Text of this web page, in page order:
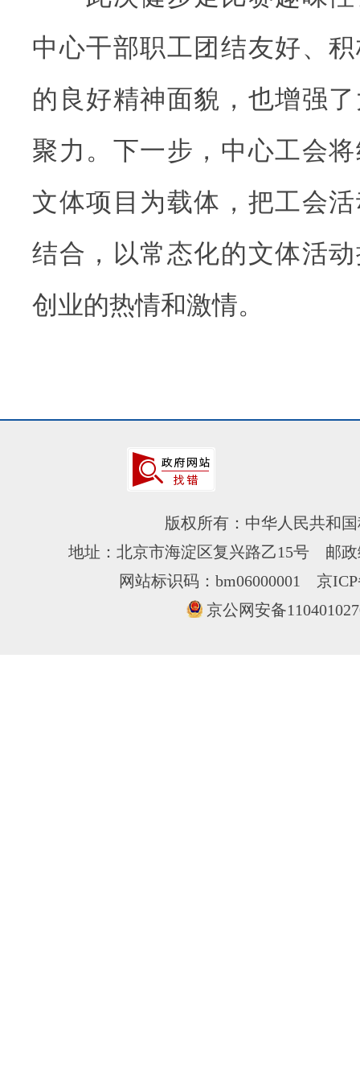
中心干部职工团结友好、
的良好精神面貌，也增强
聚力。下一步，中心工会
文体项目为载体，把工会
结合，以常态化的文体活
创业的热情和激情。
版权所有：中华人民共和
地址：北京市海淀区复兴路乙15号 邮
网站标识码：bm06000001 京
京公网安备